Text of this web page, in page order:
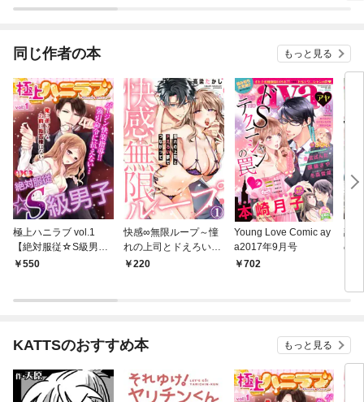
同じ作者の本 もっと見る
極上ハニラブ vol.1
【絶対服従☆S級男
子】550
快感∞無限ループ～憧
れの上司とドえろい夢
でつながって～(1)
220
Young Love Comic ay
a2017年9月号
702
調
の
KATTSのおすすめ本 もっと見る